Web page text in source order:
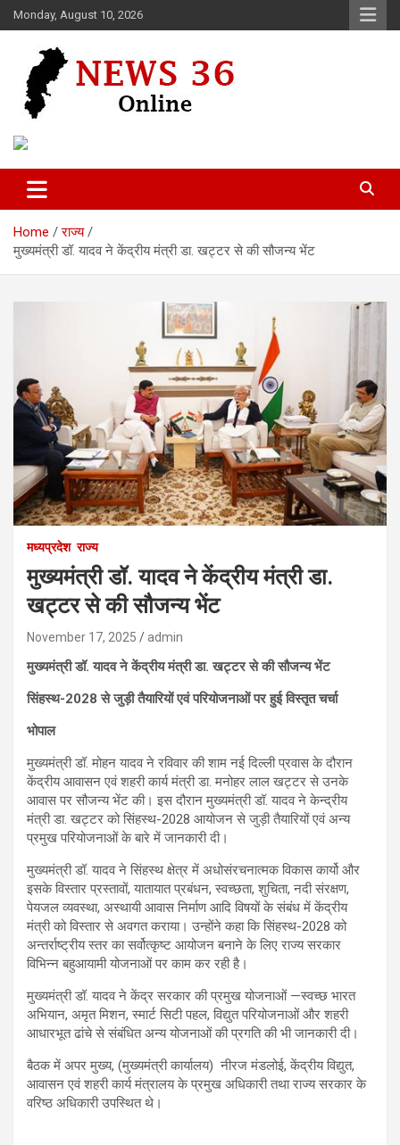
Skip
to
Monday, August 10, 2026
News 36
Home
राज्य
मुख्यमंत्री डॉ. यादव ने केंद्रीय मंत्री डा. खट्टर से की सौजन्य भेंट
मध्यप्रदेश राज्य
मुख्यमंत्री डॉ. यादव ने केंद्रीय मंत्री डा.
खट्टर से की सौजन्य भेंट
November 17, 2025 admin
मुख्यमंत्री डॉ. यादव ने केंद्रीय मंत्री डा. खट्टर से की सौजन्य भेंट
सिंहस्थ-2028 से जुड़ी तैयारियों एवं परियोजनाओं पर हुई विस्तृत चर्चा
भोपाल
मुख्यमंत्री डॉ. मोहन यादव ने रविवार की शाम नई दिल्ली प्रवास के दौरान
केंद्रीय आवासन एवं शहरी कार्य मंत्री डा. मनोहर लाल खट्टर से उनके
आवास पर सौजन्य भेंट की। इस दौरान मुख्यमंत्री डॉ. यादव ने केन्द्रीय
मंत्री डा. खट्टर को सिंहस्थ-2028 आयोजन से जुड़ी तैयारियों एवं अन्य
प्रमुख परियोजनाओं के बारे में जानकारी दी।
मुख्यमंत्री डॉ. यादव ने सिंहस्थ क्षेत्र में अधोसंरचनात्मक विकास कार्यो और
इसके विस्तार प्रस्तावों, यातायात प्रबंधन, स्वच्छता, शुचिता, नदी संरक्षण,
पेयजल व्यवस्था, अस्थायी आवास निर्माण आदि विषयों के संबंध में केंद्रीय
मंत्री को विस्तार से अवगत कराया। उन्होंने कहा कि सिंहस्थ-2028 को
अन्तर्राष्ट्रीय स्तर का सर्वोत्कृष्ट आयोजन बनाने के लिए राज्य सरकार
विभिन्न बहुआयामी योजनाओं पर काम कर रही है।
मुख्यमंत्री डॉ. यादव ने केंद्र सरकार की प्रमुख योजनाओं —स्वच्छ भारत
अभियान, अमृत मिशन, स्मार्ट सिटी पहल, विद्युत परियोजनाओं और शहरी
आधारभूत ढांचे से संबंधित अन्य योजनाओं की प्रगति की भी जानकारी दी।
बैठक में अपर मुख्य, (मुख्यमंत्री कार्यालय) नीरज मंडलोई, केंद्रीय विद्युत,
आवासन एवं शहरी कार्य मंत्रालय के प्रमुख अधिकारी तथा राज्य सरकार के
वरिष्ठ अधिकारी उपस्थित थे।